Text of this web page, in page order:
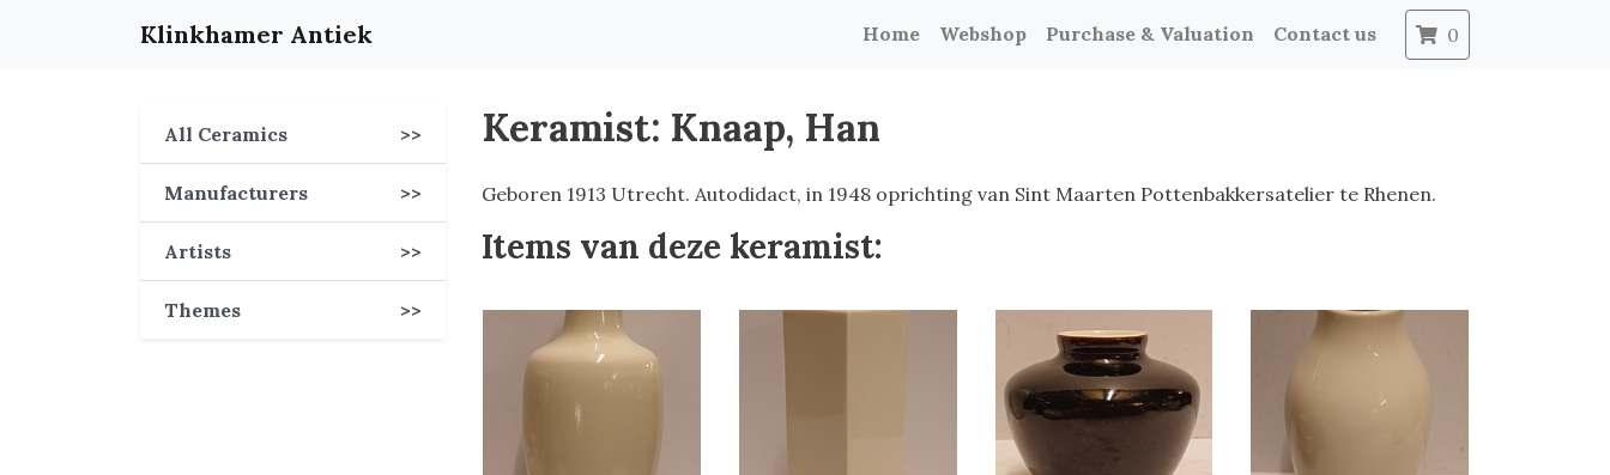
Klinkhamer Antiek Home Webshop Purchase & Valuation Contact us 0
All Ceramics >>
Manufacturers >>
Artists >>
Themes >>
Keramist: Knaap, Han
Geboren 1913 Utrecht. Autodidact, in 1948 oprichting van Sint Maarten Pottenbakkersatelier te Rhenen.
Items van deze keramist: